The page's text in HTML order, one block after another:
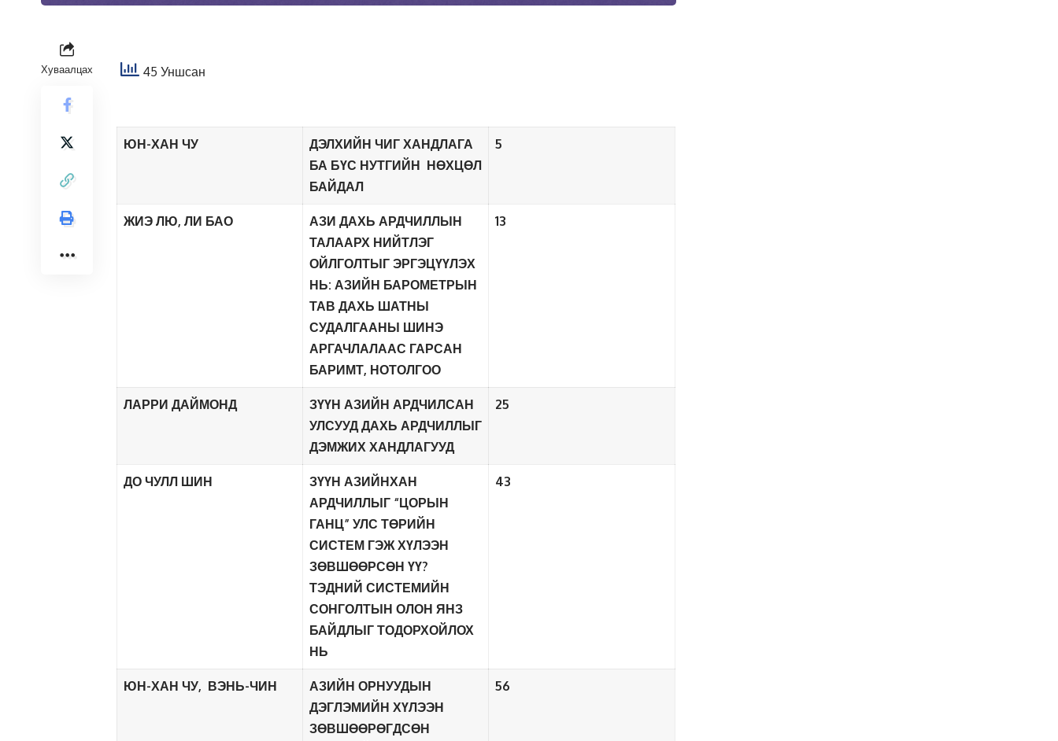
Хуваалцах 45 Уншсан
ЮН-ХАН ЧУ
ДЭЛХИЙН ЧИГ ХАНДЛАГА
БА БҮС НУТГИЙН НӨХЦӨЛ
БАЙДАЛ
5
ЖИЭ ЛЮ, ЛИ БАО
АЗИ ДАХЬ АРДЧИЛЛЫН
ТАЛААРХ НИЙТЛЭГ
ОЙЛГОЛТЫГ ЭРГЭЦҮҮЛЭХ
НЬ: АЗИЙН БАРОМЕТРЫН
ТАВ ДАХЬ ШАТНЫ
СУДАЛГААНЫ ШИНЭ
АРГАЧЛАЛААС ГАРСАН
БАРИМТ, НОТОЛГОО
13
ЛАРРИ ДАЙМОНД
ЗҮҮН АЗИЙН АРДЧИЛСАН
УЛСУУД ДАХЬ АРДЧИЛЛЫГ
ДЭМЖИХ ХАНДЛАГУУД
25
ДО ЧУЛЛ ШИН
ЗҮҮН АЗИЙНХАН
АРДЧИЛЛЫГ “ЦОРЫН
ГАНЦ” УЛС ТӨРИЙН
СИСТЕМ ГЭЖ ХҮЛЭЭН
ЗӨВШӨӨРСӨН ҮҮ?
ТЭДНИЙ СИСТЕМИЙН
СОНГОЛТЫН ОЛОН ЯНЗ
БАЙДЛЫГ ТОДОРХОЙЛОХ
НЬ
43
ЮН-ХАН ЧУ, ВЭНЬ-ЧИН
АЗИЙН ОРНУУДЫН
ДЭГЛЭМИЙН ХҮЛЭЭН
ЗӨВШӨӨРӨГДСӨН
56